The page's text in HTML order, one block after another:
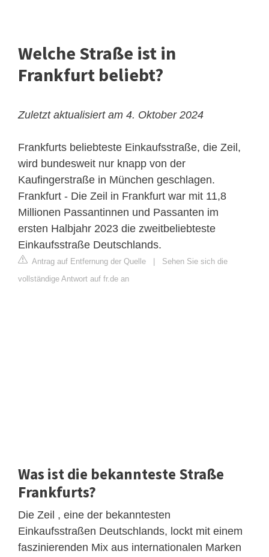
Welche Straße ist in
Frankfurt beliebt?
Zuletzt aktualisiert am 4. Oktober 2024
Frankfurts beliebteste Einkaufsstraße, die Zeil,
wird bundesweit nur knapp von der
Kaufingerstraße in München geschlagen.
Frankfurt - Die Zeil in Frankfurt war mit 11,8
Millionen Passantinnen und Passanten im
ersten Halbjahr 2023 die zweitbeliebteste
Einkaufsstraße Deutschlands.
Antrag auf Entfernung der Quelle
Sehen Sie sich die
vollständige Antwort auf fr.de an
Was ist die bekannteste Straße
Frankfurts?
Die Zeil , eine der bekanntesten
Einkaufsstraßen Deutschlands, lockt mit einem
faszinierenden Mix aus internationalen Marken